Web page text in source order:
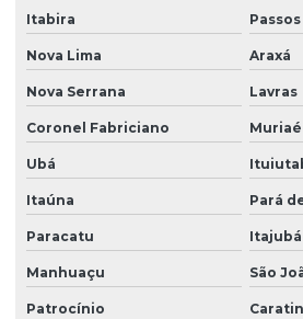
Itabira Passos
Nova Lima Araxá
Nova Serrana Lavras
Coronel Fabriciano Muriaé
Ubá
Itaúna Pará
Paracatu Itajubá
Manhuaçu São
Patrocínio